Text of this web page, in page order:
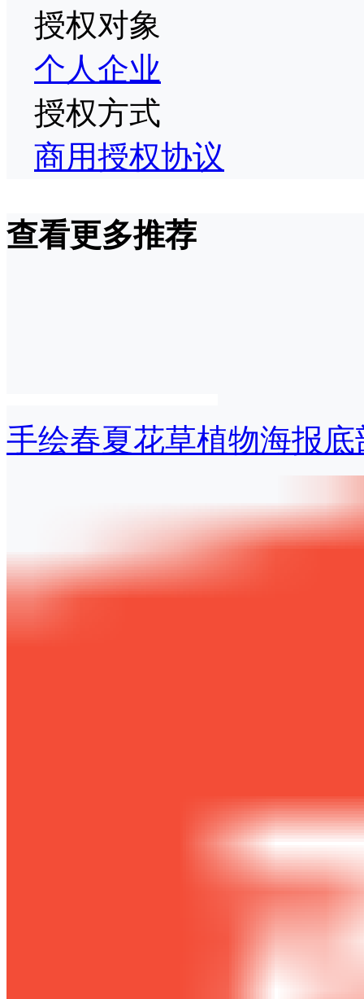
授权对象
个人企业
授权方式
商用授权协议
查看更多推荐
手绘春夏花草植物海报